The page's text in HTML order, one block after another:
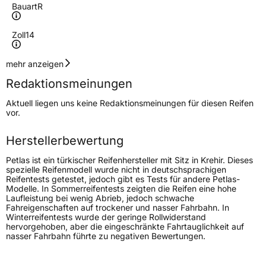
BauartR
Zoll14
Geschwindigkeitsindex
Höchstgeschwindigkeit
170 km/h
Lastindex102/100
Höchstlast850/800 kg
Generelle Merkmale
FahrzeugtypTransporter
VerwendungGanzjahresreifen
ModellnameVanMaster All Season
mehr anzeigen
Redaktionsmeinungen
Aktuell liegen uns keine Redaktionsmeinungen für diesen Reifen
vor.
Herstellerbewertung
Petlas ist ein türkischer Reifenhersteller mit Sitz in Krehir. Dieses
spezielle Reifenmodell wurde nicht in deutschsprachigen
Reifentests getestet, jedoch gibt es Tests für andere Petlas-
Modelle. In Sommerreifentests zeigten die Reifen eine hohe
Laufleistung bei wenig Abrieb, jedoch schwache
Fahreigenschaften auf trockener und nasser Fahrbahn. In
Winterreifentests wurde der geringe Rollwiderstand
hervorgehoben, aber die eingeschränkte Fahrtauglichkeit auf
nasser Fahrbahn führte zu negativen Bewertungen.